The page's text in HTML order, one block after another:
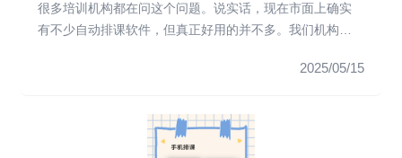
很多培训机构都在问这个问题。说实话，现在市面上确实
有不少自动排课软件，但真正好用的并不多。我们机构之
2025/05/15